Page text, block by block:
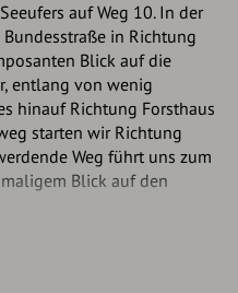
auf Weg 10. In der
in Richtung
Blick auf die
entlang von wenig
hinauf Richtung Forsthaus
starten wir Richtung
Weg führt uns zum
Blick auf den
Gipfel mit markantem